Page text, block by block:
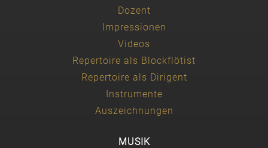
Dozent
Impressionen
Videos
Repertoire als Blockflötist
Repertoire als Dirigent
Instrumente
Auszeichnungen
MUSIK